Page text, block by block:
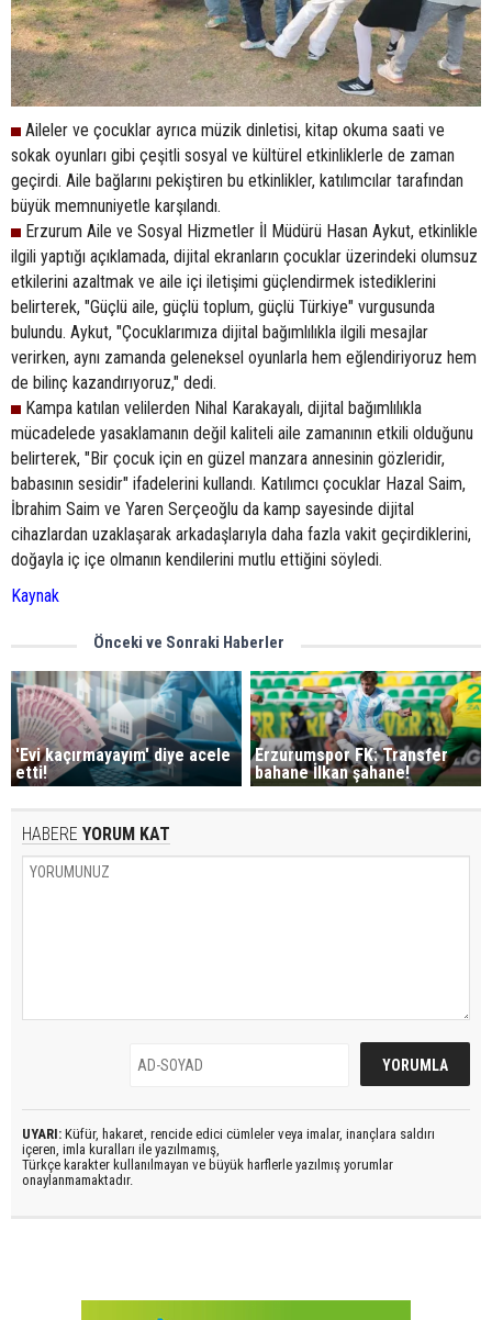
Aileler ve çocuklar ayrıca müzik dinletisi, kitap okuma saati ve
sokak oyunları gibi çeşitli sosyal ve kültürel etkinliklerle de zaman
geçirdi. Aile bağlarını pekiştiren bu etkinlikler, katılımcılar tarafından
büyük memnuniyetle karşılandı.
Erzurum Aile ve Sosyal Hizmetler İl Müdürü Hasan Aykut, etkinlikle
ilgili yaptığı açıklamada, dijital ekranların çocuklar üzerindeki olumsuz
etkilerini azaltmak ve aile içi iletişimi güçlendirmek istediklerini
belirterek, "Güçlü aile, güçlü toplum, güçlü Türkiye" vurgusunda
bulundu. Aykut, "Çocuklarımıza dijital bağımlılıkla ilgili mesajlar
verirken, aynı zamanda geleneksel oyunlarla hem eğlendiriyoruz hem
de bilinç kazandırıyoruz," dedi.
Kampa katılan velilerden Nihal Karakayalı, dijital bağımlılıkla
mücadelede yasaklamanın değil kaliteli aile zamanının etkili olduğunu
belirterek, "Bir çocuk için en güzel manzara annesinin gözleridir,
babasının sesidir" ifadelerini kullandı. Katılımcı çocuklar Hazal Saim,
İbrahim Saim ve Yaren Serçeoğlu da kamp sayesinde dijital
cihazlardan uzaklaşarak arkadaşlarıyla daha fazla vakit geçirdiklerini,
doğayla iç içe olmanın kendilerini mutlu ettiğini söyledi.
Kaynak
Önceki ve Sonraki Haberler
'Evi kaçırmayayım' diye acele
etti!
Erzurumspor FK: Transfer
bahane İlkan şahane!
HABERE YORUM KAT
UYARI: Küfür, hakaret, rencide edici cümleler veya imalar, inançlara saldırı
içeren, imla kuralları ile yazılmamış,
Türkçe karakter kullanılmayan ve büyük harflerle yazılmış yorumlar
onaylanmamaktadır.